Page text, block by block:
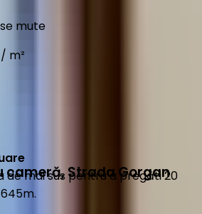
mute
/ m²
de mai sus pentru a pregăti 20
cameră,Strada Gorgan